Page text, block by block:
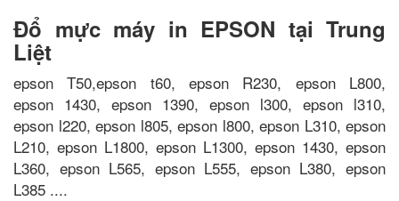
Đổ mực máy in EPSON tại Trung
Liệt
epson T50,epson t60, epson R230, epson L800,
epson 1430, epson 1390, epson l300, epson l310,
epson l220, epson l805, epson l800, epson L310, epson
L210, epson L1800, epson L1300, epson 1430, epson
L360, epson L565, epson L555, epson L380, epson
L385 ....